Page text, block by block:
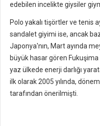
edebilen incelikte giysiler
Polo yakalı tişörtler ve tenis
sandalet giyimi ise, ancak
Japonya'nın, Mart ayında
büyük hasar gören
yaz ülkede enerji darlığı
ilk olarak 2005 yılında,
tarafından önerilmişti.